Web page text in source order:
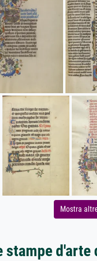
Mostra
stampe d'arte